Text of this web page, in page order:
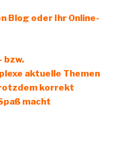
Blog oder Ihr Online-
bzw.
aktuelle Themen
korrekt
macht